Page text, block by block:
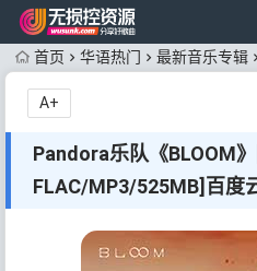
首页 华语热门 最新音乐专辑
Pandora乐队《BLOOM
FLAC/MP3/525MB]百度
A+